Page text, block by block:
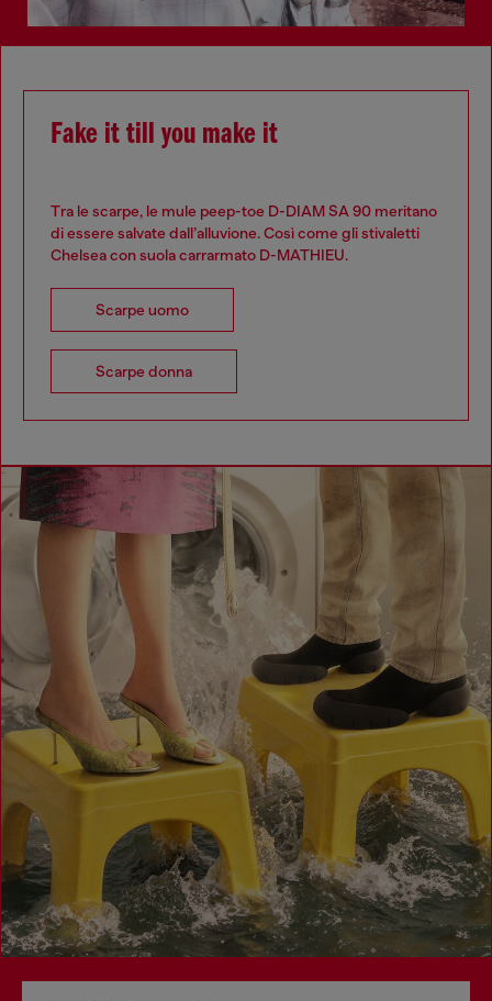
Fake it till you make it
Tra le scarpe, le mule peep-toe D-DIAM SA 90 meritano
di essere salvate dall’alluvione. Così come gli stivaletti
Chelsea con suola carrarmato D-MATHIEU.
Scarpe uomo
Scarpe donna